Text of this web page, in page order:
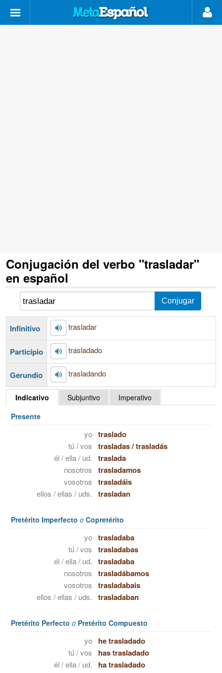
Conjugación del verbo "trasladar"
en español
Infinitivo trasladar
Participio trasladado
Gerundio trasladando
Indicativo Subjuntivo
Imperativo
Presente
yo traslado
tú / vos trasladas/trasladás
él / ella / ud. traslada
nosotros trasladamos
vosotros trasladáis
ellos / ellas / uds. trasladan
Pretérito Imperfecto o Copretérito
yo trasladaba
tú / vos trasladabas
él / ella / ud. trasladaba
nosotros trasladábamos
vosotros trasladabais
ellos / ellas / uds. trasladaban
Pretérito Perfecto o Pretérito Compuesto
yo he trasladado
tú / vos has trasladado
él / ella / ud. ha trasladado